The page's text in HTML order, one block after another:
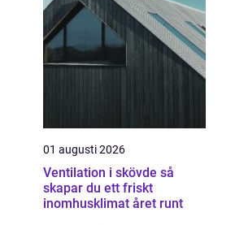
01 augusti 2026
Ventilation i skövde så
skapar du ett friskt
inomhusklimat året runt